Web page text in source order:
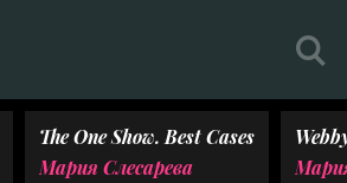
The One Show. Best Cases
Мария Слесарева